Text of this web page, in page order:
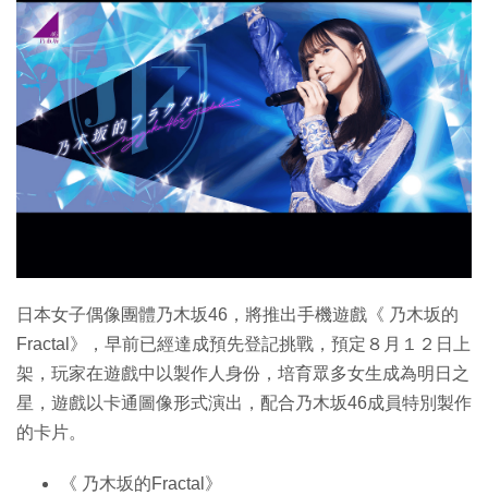
IT Times
生成式AI與雲端應用
Enterprise Digital Transformation
特集
日本女子偶像團體乃木坂46，將推出手機遊戲《 乃木坂的
Fractal》，早前已經達成預先登記挑戰，預定８月１２日上
架，玩家在遊戲中以製作人身份，培育眾多女生成為明日之
星，遊戲以卡通圖像形式演出，配合乃木坂46成員特別製作
的卡片。
《 乃木坂的Fractal》